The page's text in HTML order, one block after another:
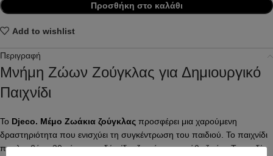
Προσθήκη στο καλάθι
Add to wishlist
Περιγραφή
Μνήμη Ζώων Ζούγκλας για Δημιουργικό
Παιχνίδι
Το Djeco. Μέμο Ζωάκια ζούγκλας προσφέρει μια χαρούμενη
δραστηριότητα που ενισχύει τη συγκέντρωση του παιδιού. Το παιχνίδι
περιλαμβάνει 30 κάρτες με δύο ίδια ζευγάρια για κάθε ζωάκι. Το παιδί